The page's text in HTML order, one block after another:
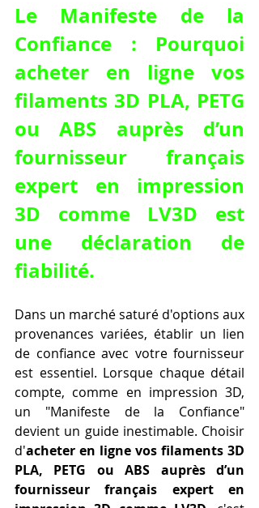
Le Manifeste de la
Confiance : Pourquoi
acheter en ligne vos
filaments 3D PLA, PETG
ou ABS auprès d’un
fournisseur français
expert en impression
3D comme LV3D est
une déclaration de
fiabilité.
Dans un marché saturé d'options aux
provenances variées, établir un lien
de confiance avec votre fournisseur
est essentiel. Lorsque chaque détail
compte, comme en impression 3D,
un "Manifeste de la Confiance"
devient un guide inestimable. Choisir
d'acheter en ligne vos filaments 3D
PLA, PETG ou ABS auprès d’un
fournisseur français expert en